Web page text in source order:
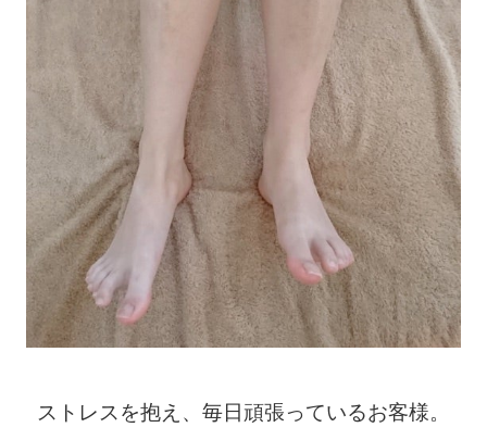
ストレスを抱え、毎日頑張っているお客様。